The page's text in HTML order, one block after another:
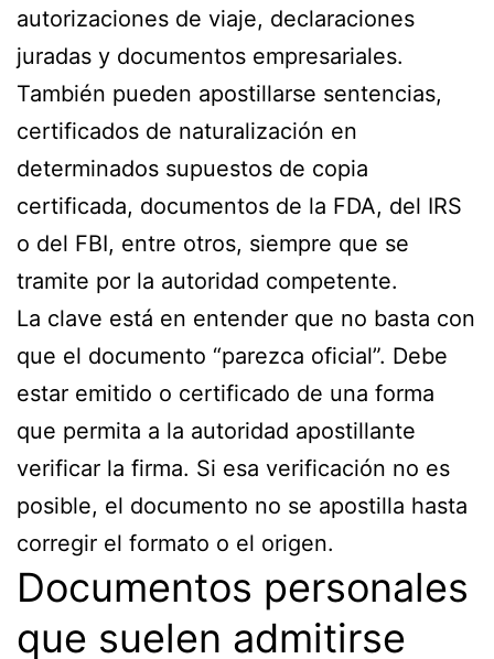
autorizaciones de viaje, declaraciones
juradas y documentos empresariales.
También pueden apostillarse sentencias,
certificados de naturalización en
determinados supuestos de copia
certificada, documentos de la FDA, del IRS
o del FBI, entre otros, siempre que se
tramite por la autoridad competente.
La clave está en entender que no basta con
que el documento “parezca oficial”. Debe
estar emitido o certificado de una forma
que permita a la autoridad apostillante
verificar la firma. Si esa verificación no es
posible, el documento no se apostilla hasta
corregir el formato o el origen.
Documentos personales
que suelen admitirse